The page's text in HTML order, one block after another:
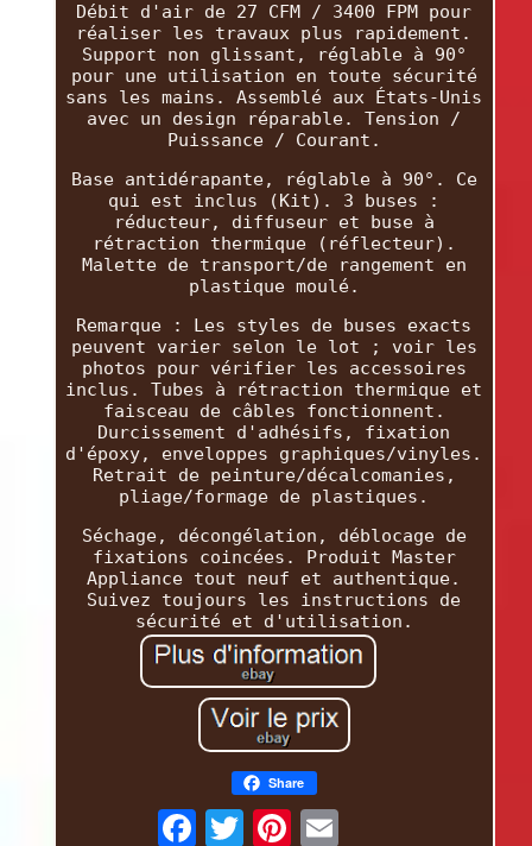
Débit d'air de 27 CFM / 3400 FPM pour
réaliser les travaux plus rapidement.
Support non glissant, réglable à 90°
pour une utilisation en toute sécurité
sans les mains. Assemblé aux États-Unis
avec un design réparable. Tension /
Puissance / Courant.
Base antidérapante, réglable à 90°. Ce
qui est inclus (Kit). 3 buses :
réducteur, diffuseur et buse à
rétraction thermique (réflecteur).
Malette de transport/de rangement en
plastique moulé.
Remarque : Les styles de buses exacts
peuvent varier selon le lot ; voir les
photos pour vérifier les accessoires
inclus. Tubes à rétraction thermique et
faisceau de câbles fonctionnent.
Durcissement d'adhésifs, fixation
d'époxy, enveloppes graphiques/vinyles.
Retrait de peinture/décalcomanies,
pliage/formage de plastiques.
Séchage, décongélation, déblocage de
fixations coincées. Produit Master
Appliance tout neuf et authentique.
Suivez toujours les instructions de
sécurité et d'utilisation.
Share